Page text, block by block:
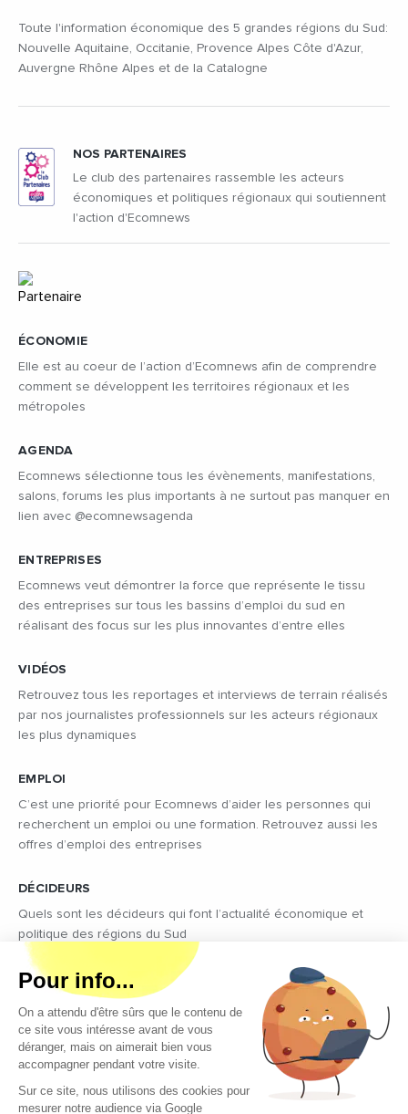
Toute l'information économique des 5 grandes régions du Sud:
Nouvelle Aquitaine, Occitanie, Provence Alpes Côte d'Azur,
Auvergne Rhône Alpes et de la Catalogne
ÉCONOMIE
Elle est au coeur de l’action d’Ecomnews afin de comprendre
comment se développent les territoires régionaux et les
métropoles
AGENDA
Ecomnews sélectionne tous les évènements, manifestations,
salons, forums les plus importants à ne surtout pas manquer en
lien avec @ecomnewsagenda
ENTREPRISES
Ecomnews veut démontrer la force que représente le tissu
des entreprises sur tous les bassins d’emploi du sud en
réalisant des focus sur les plus innovantes d’entre elles
VIDÉOS
Retrouvez tous les reportages et interviews de terrain réalisés
par nos journalistes professionnels sur les acteurs régionaux
les plus dynamiques
EMPLOI
C’est une priorité pour Ecomnews d’aider les personnes qui
recherchent un emploi ou une formation. Retrouvez aussi les
offres d’emploi des entreprises
DÉCIDEURS
Quels sont les décideurs qui font l’actualité économique et
politique des régions du Sud
NOS PARTENAIRES
Le club des partenaires rassemble les acteurs
économiques et politiques régionaux qui soutiennent
l'action d'Ecomnews
Copyright © 2026 - Tous droits réservés
Qui sommes-nous ?